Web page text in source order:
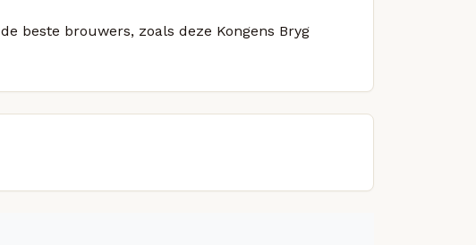
beste brouwers, zoals deze Kongens Bryg